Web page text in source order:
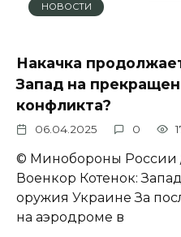
НОВОСТИ
Накачка
Запад на
конфликта?
06.04.2025 0
© Минобороны России
Военкор Котенок:
оружия Украине За
на аэродроме в